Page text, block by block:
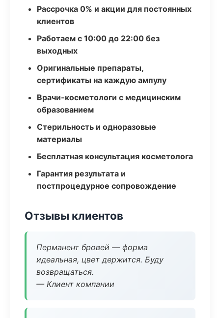
Рассрочка 0% и акции для постоянных
клиентов
Работаем с 10:00 до 22:00 без
выходных
Оригинальные препараты,
сертификаты на каждую ампулу
Врачи-косметологи с медицинским
образованием
Стерильность и одноразовые
материалы
Бесплатная консультация косметолога
Гарантия результата и
постпроцедурное сопровождение
Отзывы клиентов
Перманент бровей — форма
идеальная, цвет держится. Буду
возвращаться.
— Клиент компании